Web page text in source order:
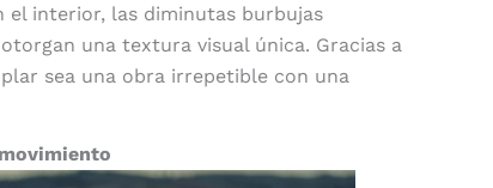
el interior, las diminutas burbujas
una textura visual única. Gracias a
sea una obra irrepetible con una